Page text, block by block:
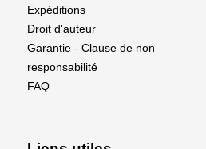
Expéditions
Droit d'auteur
Garantie - Clause de non
responsabilité
FAQ